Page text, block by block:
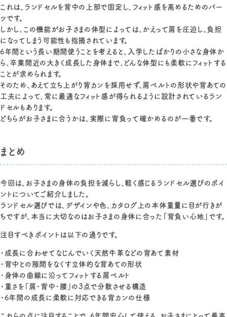
これは、ランドセルを背中の上部で固定し、フィット感を高めるためのパー
ツです。
しかし、この機能がお子さまの体型によっては、かえって肩を圧迫し、負担
になってしまう可能性も指摘されています。
6年間という長い期間使うことを考えると、入学したばかりの小さな身体か
ら、卒業間近の大きく成長した身体まで、どんな体型にも柔軟にフィットする
ことが求められます。
そのため、あえて立ち上がり背カンを採用せず、肩ベルトの形状や背あての
工夫によって、常に最適なフィット感が得られるように設計されているラン
ドセルもあります。
どちらがお子さまに合うかは、実際に背負って確かめるのが一番です。
まとめ
今回は、お子さまの身体の負担を減らし、軽く感じるランドセル選びのポイ
ントについてご紹介しました。
ランドセル選びでは、デザインや色、カタログ上の本体重量に目が行きが
ちですが、本当に大切なのはお子さまの身体に合った「背負い心地」です。
注目すべきポイントは以下の通りです。
・成長に合わせてなじんでいく天然牛革などの背あて素材
・背中との隙間をなくす立体的な背あての形状
・身体の曲線に沿ってフィットする肩ベルト
・重さを「肩・背中・腰」の3点で分散させる構造
・6年間の成長に柔軟に対応できる背カンの仕様